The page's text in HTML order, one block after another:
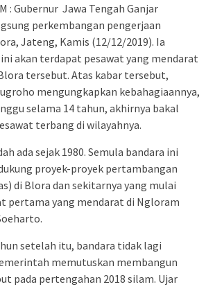
: Gubernur Jawa Tengah Ganjar
perkembangan pengerjaan
Jateng, Kamis (12/12/2019). Ia
akan terdapat pesawat yang mendarat
tersebut. Atas kabar tersebut,
mengungkapkan kebahagiaannya,
selama 14 tahun, akhirnya bakal
terbang di wilayahnya.
ada sejak 1980. Semula bandara ini
proyek-proyek pertambangan
di Blora dan sekitarnya yang mulai
pertama yang mendarat di Ngloram
setelah itu, bandara tidak lagi
memutuskan membangun
pada pertengahan 2018 silam. Ujar